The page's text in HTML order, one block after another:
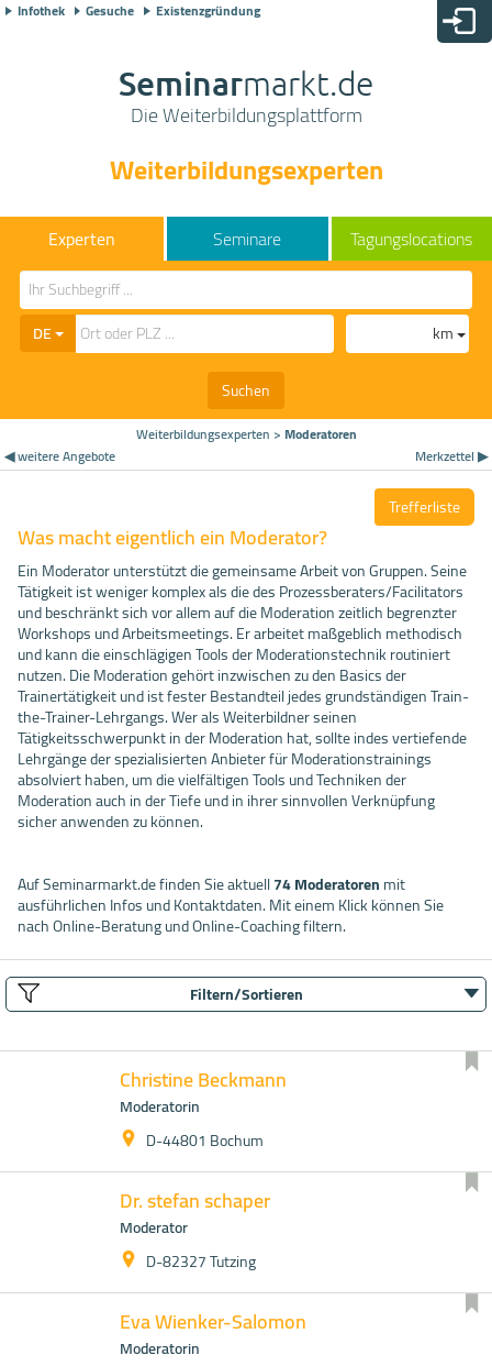
Infothek Gesuche Existenzgründung
Seminarmarkt.de
Die Weiterbildungsplattform
Weiterbildungsexperten
Seminare Tagungslocations
DE
km
Suchen
Weiterbildungsexperten > Moderatoren
◀ weitere Angebote
Merkzettel ▶
Trefferliste
Was macht eigentlich ein Moderator?
Ein Moderator unterstützt die gemeinsame Arbeit von Gruppen. Seine
Tätigkeit ist weniger komplex als die des Prozessberaters/Facilitators
und beschränkt sich vor allem auf die Moderation zeitlich begrenzter
Workshops und Arbeitsmeetings. Er arbeitet maßgeblich methodisch
und kann die einschlägigen Tools der Moderationstechnik routiniert
nutzen. Die Moderation gehört inzwischen zu den Basics der
Trainertätigkeit und ist fester Bestandteil jedes grundständigen Train-
the-Trainer-Lehrgangs. Wer als Weiterbildner seinen
Tätigkeitsschwerpunkt in der Moderation hat, sollte indes vertiefende
Lehrgänge der spezialisierten Anbieter für Moderationstrainings
absolviert haben, um die vielfältigen Tools und Techniken der
Moderation auch in der Tiefe und in ihrer sinnvollen Verknüpfung
sicher anwenden zu können.
Auf Seminarmarkt.de finden Sie aktuell74 Moderatorenmit
ausführlichen Infos und Kontaktdaten. Mit einem Klick können Sie
nach Online-Beratung und Online-Coaching filtern.
Filtern/Sortieren
Christine Beckmann
Moderatorin
D-44801 Bochum
Dr. stefan schaper
Moderator
D-82327 Tutzing
Eva Wienker-Salomon
Moderatorin